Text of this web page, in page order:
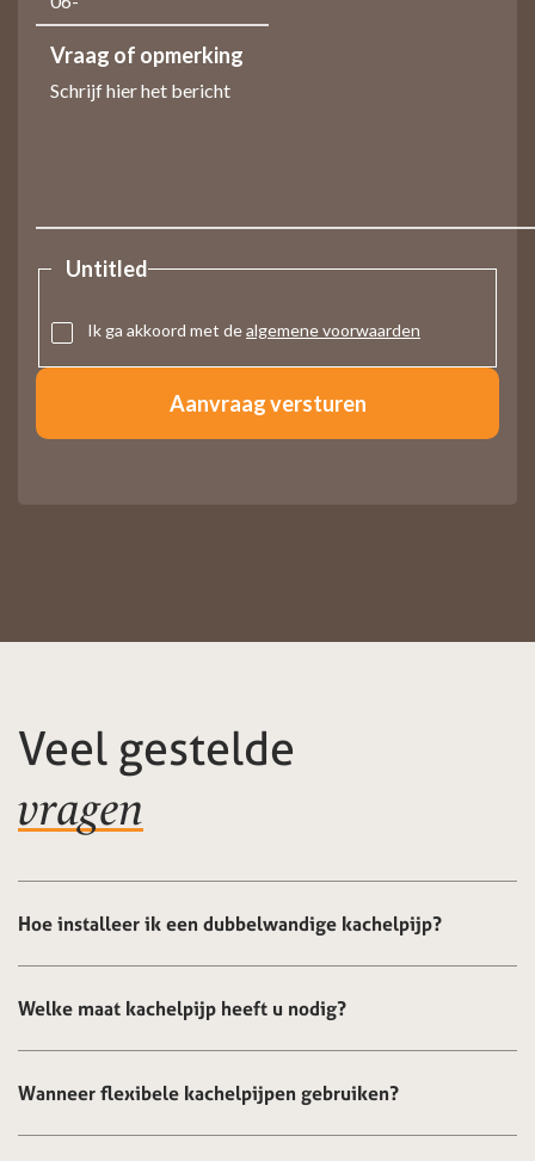
Vraag of opmerking
Untitled
Ik ga akkoord met dealgemene voorwaarden
Veel gestelde
vragen
Hoe installeer ik een dubbelwandige kachelpijp?
Welke maat kachelpijp heeft u nodig?
Wanneer flexibele kachelpijpen gebruiken?